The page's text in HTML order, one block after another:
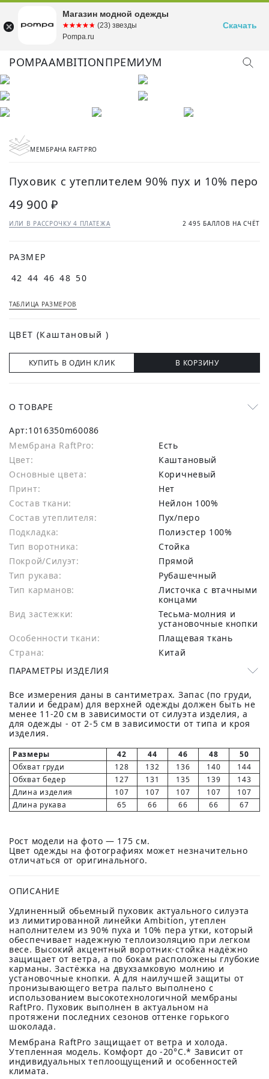
POMPAAMBITIONПРЕМИУМ
КУПИТЬ ОБРАЗ
МЕМБРАНА RAFTPRO
Пуховик с утеплителем 90% пух и 10% перо
49 900 ₽
ИЛИ В РАССРОЧКУ 4 ПЛАТЕЖА 2 495 БАЛЛОВ НА СЧЁТ
РАЗМЕР
42 44 46 48 50
ТАБЛИЦА РАЗМЕРОВ
ЦВЕТ (Каштановый )
КУПИТЬ В ОДИН КЛИК В КОРЗИНУ
О ТОВАРЕ
Арт:1016350m60086
Мембрана RaftPro:
есть
Цвет:
Каштановый
Основные цвета:
коричневый
Принт:
Нет
Состав ткани:
нейлон 100%
Состав утеплителя:
Пух/перо
Подкладка:
Полиэстер 100%
Тип воротника:
Стойка
Покрой/Силуэт:
Прямой
Тип рукава:
Рубашечный
Тип карманов:
Листочка с втачными
концами
Вид застежки:
Тесьма-молния и
установочные кнопки
Особенности ткани:
Плащевая ткань
Страна:
Китай
ПАРАМЕТРЫ ИЗДЕЛИЯ
Все измерения даны в сантиметрах. Запас (по груди,
талии и бедрам) для верхней одежды должен быть не
менее 11-20 см в зависимости от силуэта изделия, а
для одежды - от 2-5 см в зависимости от типа и кроя
изделия.
Размеры 42 44 46 48
50
Обхват груди
128 132 136 140
144
Обхват бедер
127 131 135 139
143
Длина изделия
107 107 107 107
107
Длина рукава
65 66 66 66 67
Рост модели на фото — 175 см.
Цвет одежды на фотографиях может незначительно
отличаться от оригинального.
ОПИСАНИЕ
Удлиненный обьемный пуховик актуального силуэта
из лимитированной линейки Ambition, утеплен
наполнителем из 90% пуха и 10% пера утки, который
обеспечивает надежную теплоизоляцию при легком
весе. Высокий акцентный воротник-стойка надёжно
защищает от ветра, а по бокам расположены глубокие
карманы. Застёжка на двухзамковую молнию и
установочные кнопки. А для наилучшей защиты от
пронизывающего ветра пальто выполнено с
использованием высокотехнологичной мембраны
RaftPro. Пуховик выполнен в актуальном на
протяжени последних сезонов оттенке горького
шоколада.
Мембрана RaftPro защищает от ветра и холода.
Утепленная модель. Комфорт до -20°C.* Зависит от
индивидуальных теплоощущений и особенностей
климата.
Магазин модной одежды
☆☆☆☆☆
★★★★★ (23) звезды
Pompa.ru
Скачать